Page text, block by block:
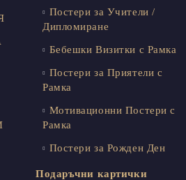
Постери за Учители /
Дипломиране
Бебешки Визитки с Рамка
Постери за Приятели с
Рамка
Мотивационни Постери с
Рамка
Постери за Рожден Ден
Подаръчни картички